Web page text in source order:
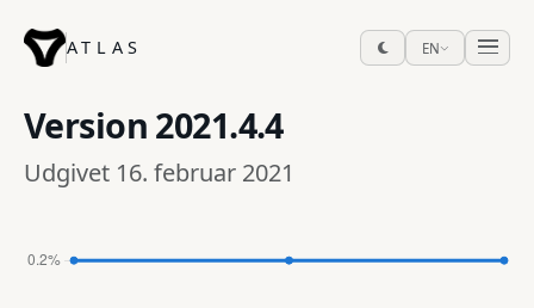
ATLAS EN
Version 2021.4.4
Udgivet 16. februar 2021